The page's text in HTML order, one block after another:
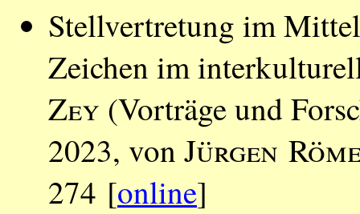
Stellvertretung im
Zeichen im
Zey (Vorträge und
2023, von Jürgen
274 [online]